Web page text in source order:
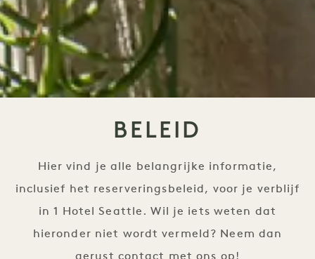
BELEID
Hier vind je alle belangrijke informatie,
inclusief het reserveringsbeleid, voor je verblijf
in 1 Hotel Seattle. Wil je iets weten dat
hieronder niet wordt vermeld? Neem dan